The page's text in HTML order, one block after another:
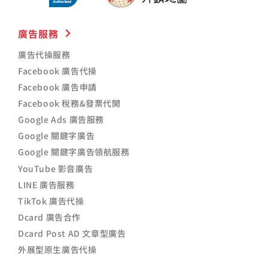
廣告服務
廣告代操服務
Facebook 廣告代操
Facebook 廣告申請
Facebook 稅務&發票代開
Google Ads 廣告服務
Google 關鍵字廣告
Google 關鍵字廣告領航服務
YouTube 影音廣告
LINE 廣告服務
TikTok 廣告代操
Dcard 廣告合作
Dcard Post AD 文章型廣告
外展型原生廣告代操